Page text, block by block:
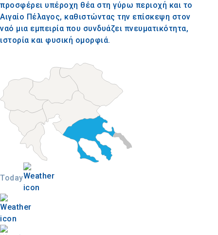
προσφέρει υπέροχη θέα στη γύρω περιοχή και το
Αιγαίο Πέλαγος, καθιστώντας την επίσκεψη στον
ναό μια εμπειρία που συνδυάζει πνευματικότητα,
ιστορία και φυσική ομορφιά.
Today